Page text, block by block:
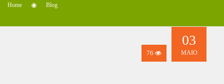
Home Blog
76
03
MAIO